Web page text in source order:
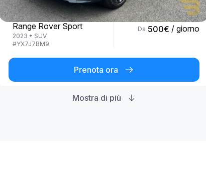
Land Rover
Range Rover Sport
2023 • SUV
#YX7J7BM9
Da 500€ / giorno
Prenota ora
Mostra di più